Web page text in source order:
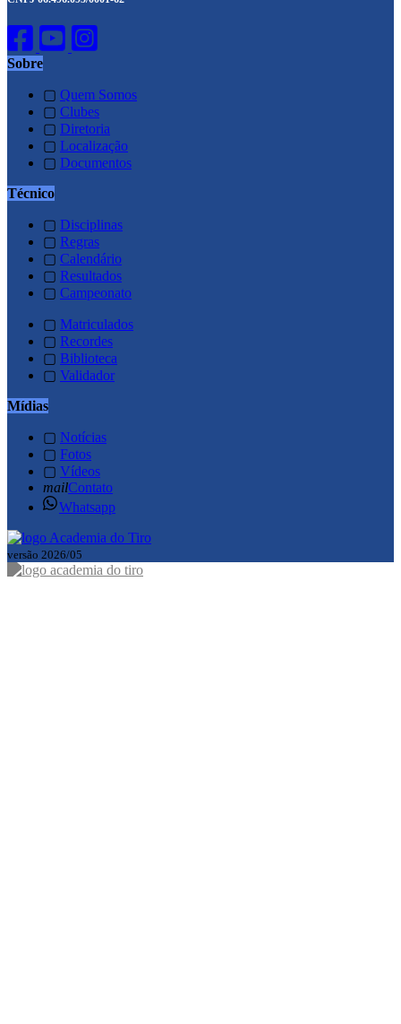
Sobre
▢ Quem Somos
▢ Clubes
▢ Diretoria
▢ Localização
▢ Documentos
Técnico
▢ Disciplinas
▢ Regras
▢ Calendário
▢ Resultados
▢ Campeonato
▢ Matriculados
▢ Recordes
▢ Biblioteca
▢ Validador
Mídias
▢ Notícias
▢ Fotos
▢ Vídeos
mailContato
Whatsapp
versão 2026/05